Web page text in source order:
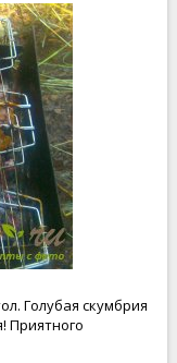
Голубая скумбрия
Приятного